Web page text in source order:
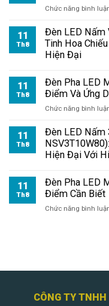
Chức năng bình
11
Th8
Đèn LED Nấm
Tinh Hoa
Hiện Đại
11
Th8
Đèn Pha LED
Điểm Và Ứng
Chức năng bình
11
Th8
Đèn LED Nấm
Hiện Đại Với
11
Th8
Đèn Pha LED
Điểm Cần Biết
Chức năng bình
CÔNG TY